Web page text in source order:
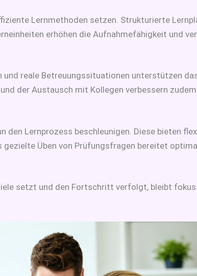
Lernmethoden setzen. Strukturierte
erhöhen die Aufnahmefähigkeit und
reale Betreuungssituationen unterstützen
der Austausch mit Kollegen verbessern
den Lernprozess beschleunigen. Diese bieten
Üben von Prüfungsfragen bereitet
setzt und den Fortschritt verfolgt, bleibt